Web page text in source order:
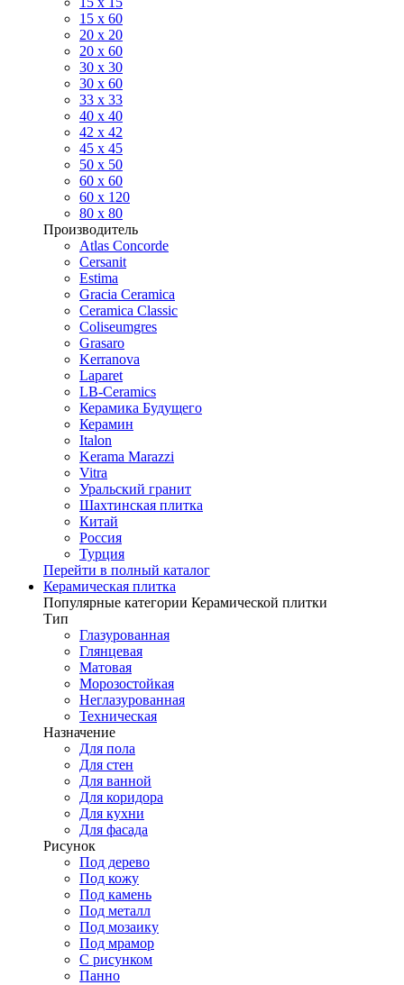
15 x 60
20 х 20
20 x 60
30 х 30
30 x 60
33 x 33
40 х 40
42 x 42
45 x 45
50 x 50
60 х 60
60 x 120
80 x 80
Производитель
Atlas Concorde
Cersanit
Estima
Gracia Ceramica
Ceramica Classic
Coliseumgres
Grasaro
Kerranova
Laparet
LB-Ceramics
Керамика Будущего
Керамин
Italon
Kerama Marazzi
Vitra
Уральский гранит
Шахтинская плитка
Китай
Россия
Турция
Перейти в полный каталог
Керамическая плитка
Популярные категории Керамической плитки
Тип
Глазурованная
Глянцевая
Матовая
Морозостойкая
Неглазурованная
Техническая
Назначение
Для пола
Для стен
Для ванной
Для коридора
Для кухни
Для фасада
Рисунок
Под дерево
Под кожу
Под камень
Под металл
Под мозаику
Под мрамор
С рисунком
Панно